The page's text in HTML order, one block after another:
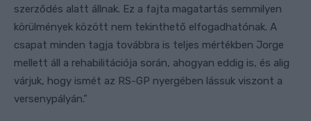
szerződés alatt állnak. Ez a fajta magatartás semmilyen
körülmények között nem tekinthető elfogadhatónak. A
csapat minden tagja továbbra is teljes mértékben Jorge
mellett áll a rehabilitációja során, ahogyan eddig is, és alig
várjuk, hogy ismét az RS-GP nyergében lássuk viszont a
versenypályán.”